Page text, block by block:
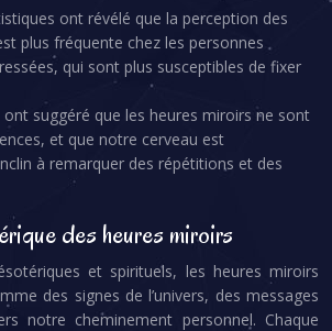
ont révélé que la perception des
plus fréquente chez les personnes
qui sont plus susceptibles de fixer
ont suggéré que les heures miroirs ne sont
et que notre cerveau est
à remarquer des répétitions et des
des heures miroirs
et spirituels, les heures miroirs
des signes de l’univers, des messages
notre cheminement personnel. Chaque